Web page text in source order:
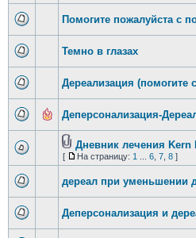
Помогите пожалуйста с
Темно в глазах
Дереализация
Деперсонализация-
Дневник лечения Kern
[ На страницу: 1 6, 7, 8]
дереал при уменьшении
Деперсонализация и